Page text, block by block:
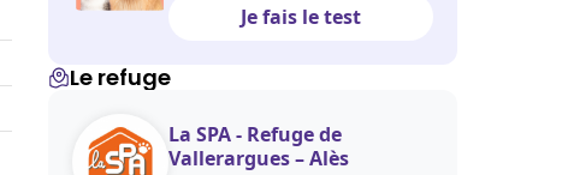
Je fais le test
Le refuge
La SPA - Refuge de
Vallerargues – Alès